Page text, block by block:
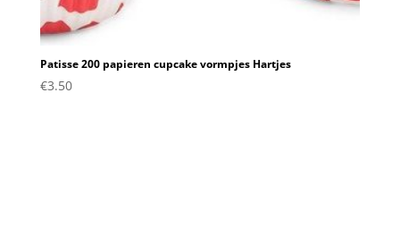
Patisse 200 papieren cupcake vormpjes Hartjes
€3.50